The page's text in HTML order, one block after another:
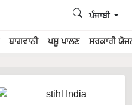
ਬਾਗਵਾਨੀ ਪਸ਼ੂ ਪਾਲਣ ਸਰਕਾਰੀ
ਪੰਜਾਬੀ